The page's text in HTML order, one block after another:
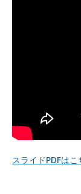
スライドPDFはこ